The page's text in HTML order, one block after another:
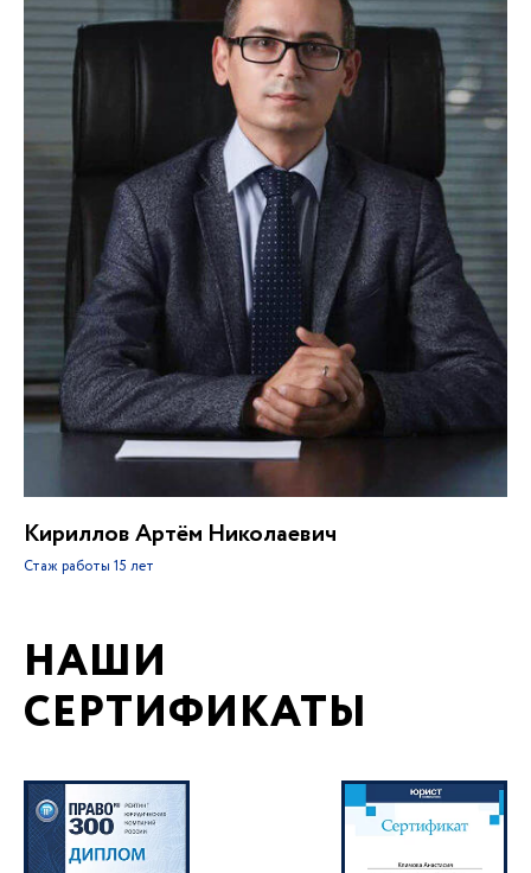
Кириллов Артём Николаевич
Стаж работы 15 лет
НАШИ
СЕРТИФИКАТЫ